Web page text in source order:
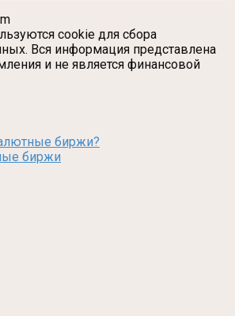
cookie для сбора
Вся информация представлена
и не является финансовой
биржи?
биржи